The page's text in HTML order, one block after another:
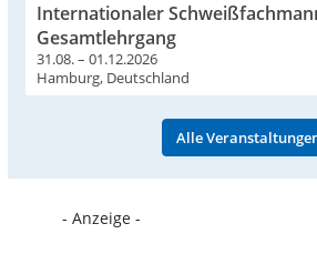
Internationaler
Gesamtlehrgang
31.08. – 01.12.2026
Hamburg, Deutschland
Alle
- Anzeige -